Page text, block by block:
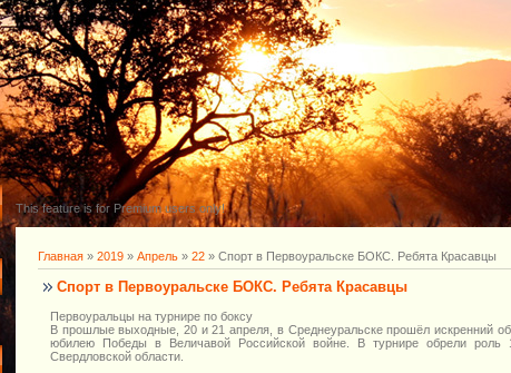
This feature is for Premium users only!
Главная » 2019 » Апрель » 22 » Спорт в Первоуральске БОКС. Ребята Красавцы
Спорт в Первоуральске БОКС. Ребята Красавцы
Первоуральцы на турнире по боксу
В прошлые выходные, 20 и 21 апреля, в Среднеуральске прошёл искренний
юбилею Победы в Величавой Российской войне. В турнире обрели роль
Свердловской области.